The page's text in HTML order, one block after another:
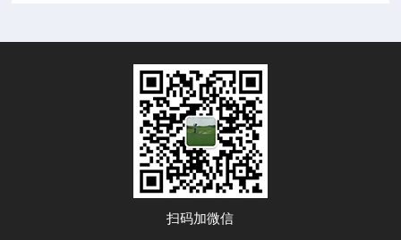
扫码加微信